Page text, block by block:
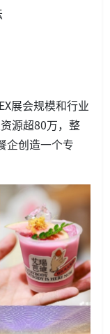
展会规模和行业
源超80万，整
企创造一个专